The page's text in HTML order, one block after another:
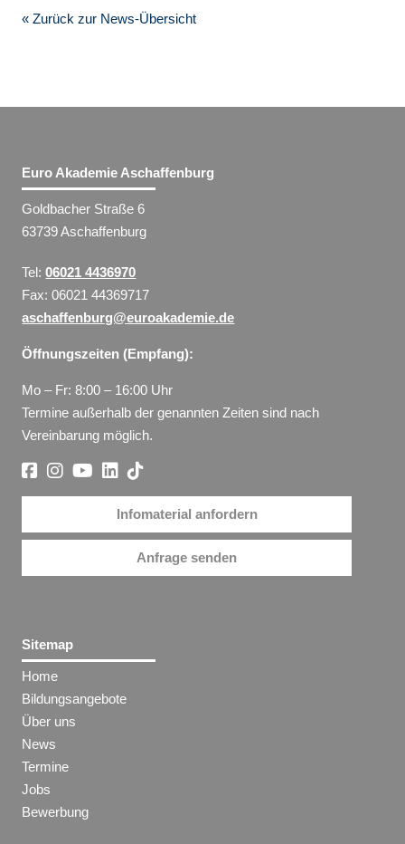
« Zurück zur News-Übersicht
Euro Akademie Aschaffenburg
Goldbacher Straße 6
63739 Aschaffenburg
Tel:06021 4436970
Fax: 06021 44369717
aschaffenburg@euroakademie.de
Öffnungszeiten (Empfang):
Mo – Fr: 8:00 – 16:00 Uhr
Termine außerhalb der genannten Zeiten sind nach
Vereinbarung möglich.
Infomaterial anfordern
Anfrage senden
Sitemap
Home
Bildungsangebote
Über uns
News
Termine
Jobs
Bewerbung